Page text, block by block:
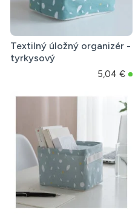
Textilný úložný organizér -
tyrkysový
5,04 €